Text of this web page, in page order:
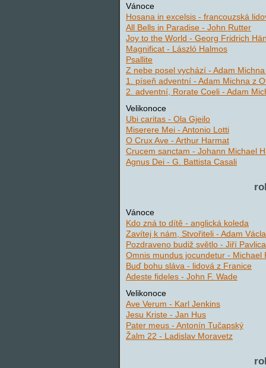
Vánoce
Hosana in excelsis - francouzská
All Bells in Paradise - John Rutter
Joy to the World - Georg Fridrich
Magnificat - László Halmos
Psallite
Z nebe posel vychází - Adam
1. píseň adventní - Adam Michna z
2. adventní, Rorate Coeli - Adam
Velikonoce
Ubi caritas - Ola Gjeilo
Miserere Mei - Antonio Lotti
O Crux Ave - Arthur Harmat
Crucem sanctam - Johann Michael
Agnus Dei - G. Battista Casali
Vánoce
Kdo zná to dítě - anglická koleda
Zavítej k nám, Stvořiteli - Adam
Pozdraveno budiž světlo - Jiří Pavlica
Omnis mundus jocundetur - Michael
Buď bohu sláva - lidová z Franice
Adeste fideles - John F. Wade
Velikonoce
Ave Verum - Karl Jenkins
Jesu Kriste - Jan Hus
Pater meus - Antonín Tučapský
Žalm 22 - Ladislav Moravetz